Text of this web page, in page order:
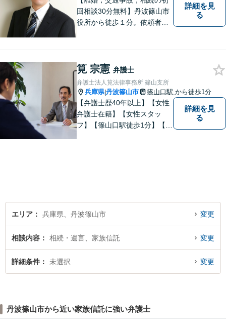
回相談30分無料】丹波篠山市
役所から徒歩１分。依頼者の
モ無料。受任後はチャット連
携可。
詳細を見
る
筧 宗憲 弁護士
弁護士法人筧法律事務所 篠山支所
兵庫県|丹波篠山市 篠山口駅 から徒歩1分
【弁護士歴40年以上】【女性
弁護士在籍】【女性スタッ
フ】【篠山口駅徒歩1分】【夜
します。
詳細を見
る
エリア 兵庫県、丹波篠山市 変更
相談内容 相続・遺言、家族信託 変更
詳細条件 未選択 変更
丹波篠山市から近い家族信託に強い弁護士